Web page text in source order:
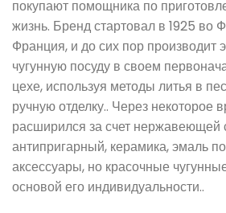
покупают помощника по
жизнь. Бренд стартовал в 1925 во
Франция, и до сих пор производит
чугунную посуду в своем
цехе, используя методы литья в
ручную отделку.. Через некоторое
расширился за счет нержавеющей
антипригарный, керамика, эмаль
аксессуары, но красочные
основой его индивидуальности..